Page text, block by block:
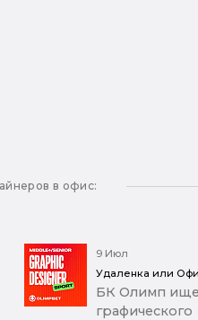
в офис:
9 Июл
Удаленка или
БК Олимп
графического